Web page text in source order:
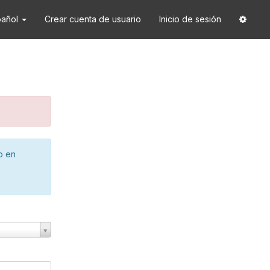
Crear cuenta de usuario Inicio de sesión
en